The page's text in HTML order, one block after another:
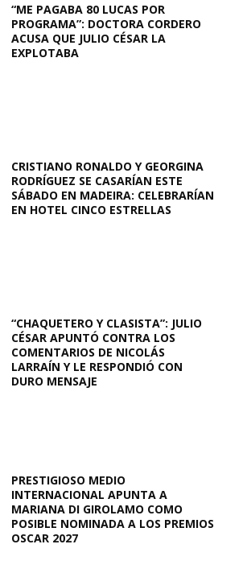
“ME PAGABA 80 LUCAS POR
PROGRAMA”: DOCTORA CORDERO
ACUSA QUE JULIO CÉSAR LA
EXPLOTABA
CRISTIANO RONALDO Y GEORGINA
RODRÍGUEZ SE CASARÍAN ESTE
SÁBADO EN MADEIRA: CELEBRARÍAN
EN HOTEL CINCO ESTRELLAS
“CHAQUETERO Y CLASISTA”: JULIO
CÉSAR APUNTÓ CONTRA LOS
COMENTARIOS DE NICOLÁS
LARRAÍN Y LE RESPONDIÓ CON
DURO MENSAJE
PRESTIGIOSO MEDIO
INTERNACIONAL APUNTA A
MARIANA DI GIROLAMO COMO
POSIBLE NOMINADA A LOS PREMIOS
OSCAR 2027